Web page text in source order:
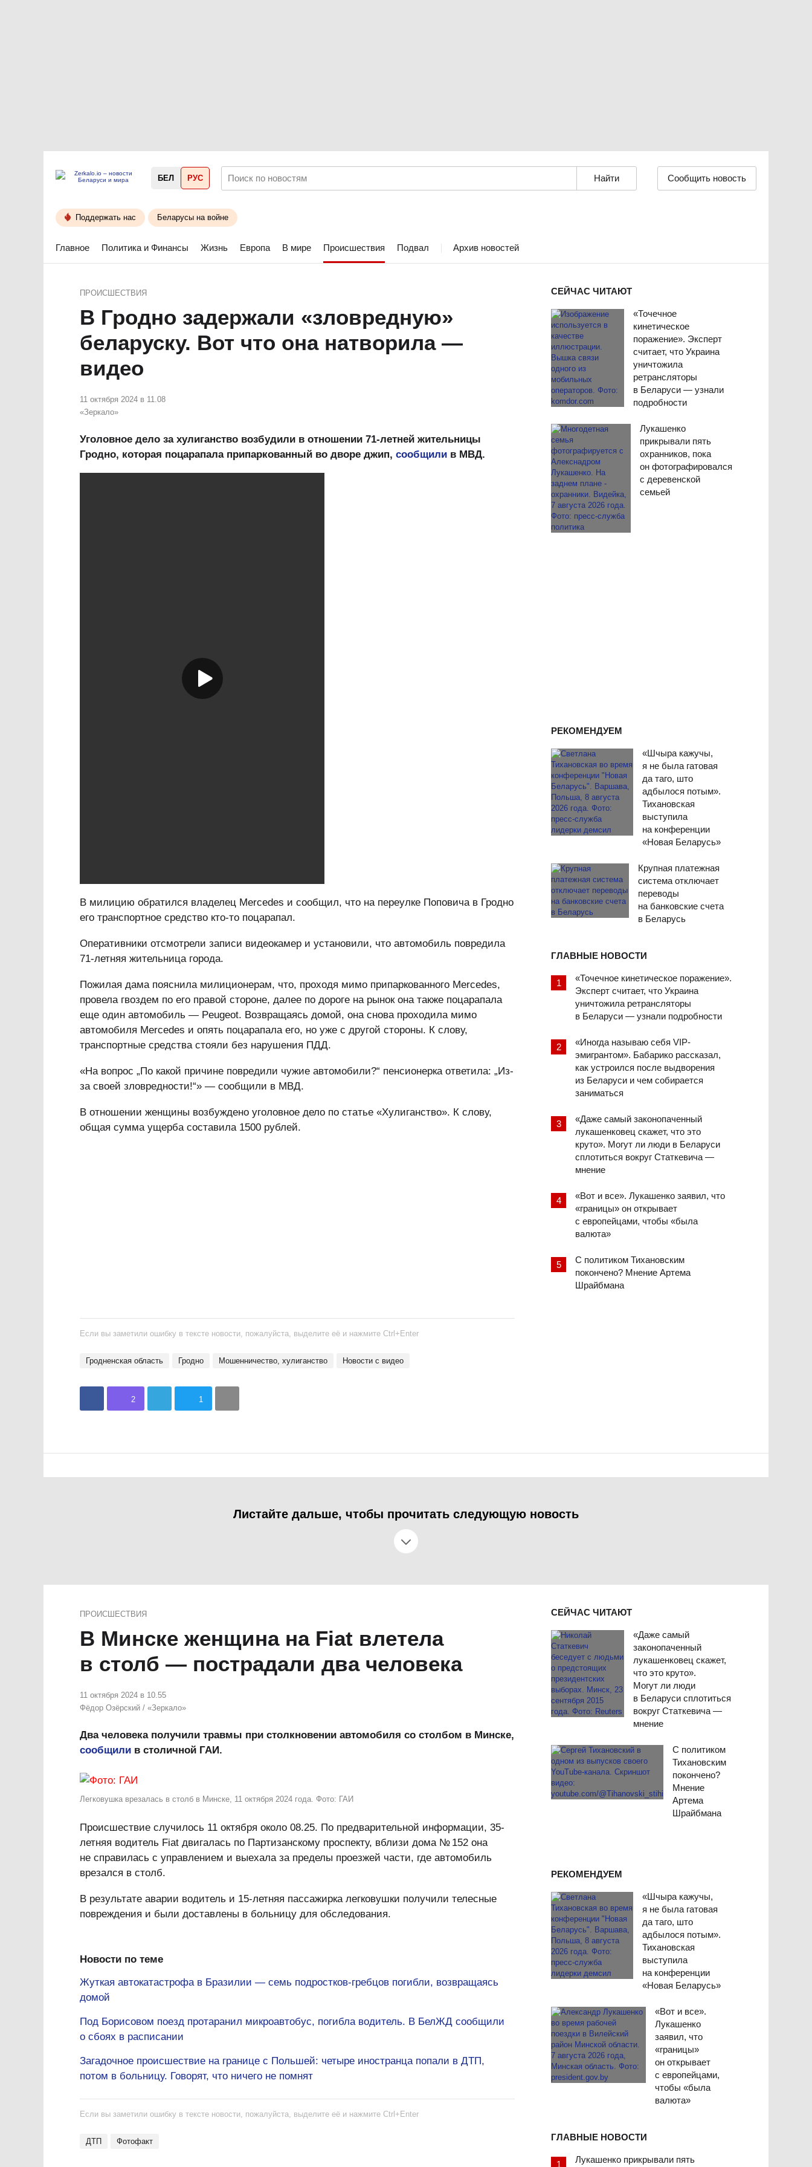
БЕЛ РУС Сообщить новость
Поддержать нас Беларусы на войне
Главное Политика и Финансы Жизнь Европа В мире Происшествия Подвал Архив новостей
СЕЙЧАС ЧИТАЮТ
«Точечное
кинетическое
поражение». Эксперт
считает, что Украина
уничтожила
ретрансляторы
в Беларуси — узнали
подробности
Лукашенко
прикрывали пять
охранников, пока
он фотографировался
с деревенской
семьей
РЕКОМЕНДУЕМ
«Шчыра кажучы,
я не была гатовая
да таго, што
адбылося потым».
Тихановская
выступила
на конференции
«Новая Беларусь»
Крупная платежная
система отключает
переводы
на банковские счета
в Беларусь
ГЛАВНЫЕ НОВОСТИ
«Точечное кинетическое поражение».
Эксперт считает, что Украина
уничтожила ретрансляторы
в Беларуси — узнали подробности
«Иногда называю себя VIP-
эмигрантом». Бабарико рассказал,
как устроился после выдворения
из Беларуси и чем собирается
заниматься
«Даже самый законопаченный
лукашенковец скажет, что это
круто». Могут ли люди в Беларуси
сплотиться вокруг Статкевича —
мнение
«Вот и все». Лукашенко заявил, что
«границы» он открывает
с европейцами, чтобы «была
валюта»
С политиком Тихановским
покончено? Мнение Артема
Шрайбмана
ПРОИСШЕСТВИЯ
В Гродно задержали «зловредную»
беларуску. Вот что она натворила —
видео
11 октября 2024 в 11.08
«Зеркало»
Уголовное дело за хулиганство возбудили в отношении 71-летней жительницы
Гродно, которая поцарапала припаркованный во дворе джип, сообщили в МВД.
В милицию обратился владелец Mercedes и сообщил, что на переулке Поповича в Гродно
его транспортное средство кто-то поцарапал.
Оперативники отсмотрели записи видеокамер и установили, что автомобиль повредила
71-летняя жительница города.
Пожилая дама пояснила милиционерам, что, проходя мимо припаркованного Mercedes,
провела гвоздем по его правой стороне, далее по дороге на рынок она также поцарапала
еще один автомобиль — Peugeot. Возвращаясь домой, она снова проходила мимо
автомобиля Mercedes и опять поцарапала его, но уже с другой стороны. К слову,
транспортные средства стояли без нарушения ПДД.
«На вопрос „По какой причине повредили чужие автомобили?“ пенсионерка ответила: „Из-
за своей зловредности!“» — сообщили в МВД.
В отношении женщины возбуждено уголовное дело по статье «Хулиганство». К слову,
общая сумма ущерба составила 1500 рублей.
Если вы заметили ошибку в тексте новости, пожалуйста, выделите её и нажмите Ctrl+Enter
Гродненская область Гродно мошенничество, хулиганство Новости с видео
2 1
Листайте дальше, чтобы прочитать следующую новость